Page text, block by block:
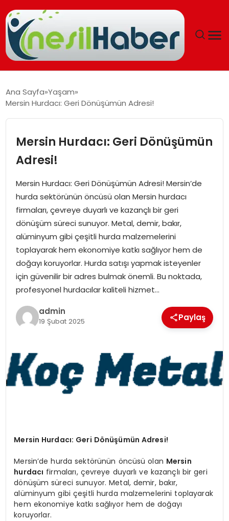
YAŞAM
EĞITIM
SOSYAL HABER
SPOR
EKONOMI
MAGAZIN
TEKNOLOJI
Ana Sayfa Yaşam
Mersin Hurdacı: Geri Dönüşümün Adresi!
Mersin Hurdacı: Geri Dönüşümün
Adresi!
Mersin Hurdacı: Geri Dönüşümün Adresi! Mersin’de
hurda sektörünün öncüsü olan Mersin hurdacı
firmaları, çevreye duyarlı ve kazançlı bir geri
dönüşüm süreci sunuyor. Metal, demir, bakır,
alüminyum gibi çeşitli hurda malzemelerini
toplayarak hem ekonomiye katkı sağlıyor hem de
doğayı koruyorlar. Hurda satışı yapmak isteyenler
için güvenilir bir adres bulmak önemli. Bu noktada,
profesyonel hurdacılar kaliteli hizmet…
admin
19 Şubat 2025 Paylaş
Mersin Hurdacı: Geri Dönüşümün Adresi!
Mersin’de hurda sektörünün öncüsü olan Mersin
hurdacı firmaları, çevreye duyarlı ve kazançlı bir geri
dönüşüm süreci sunuyor. Metal, demir, bakır,
alüminyum gibi çeşitli hurda malzemelerini toplayarak
hem ekonomiye katkı sağlıyor hem de doğayı
koruyorlar.